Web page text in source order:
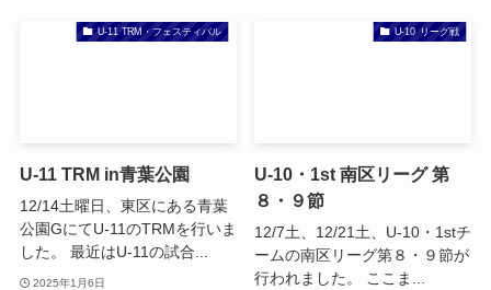
U-11 TRM・フェスティバル
U-11 TRM in青葉公園
12/14土曜日、東区にある青葉
公園GにてU-11のTRMを行いま
した。 最近はU-11の試合...
2025年1月6日
U-10 リーグ戦
U-10・1st 南区リーグ 第
８・９節
12/7土、12/21土、U-10・1stチ
ームの南区リーグ第８・９節が
行われました。 ここま...